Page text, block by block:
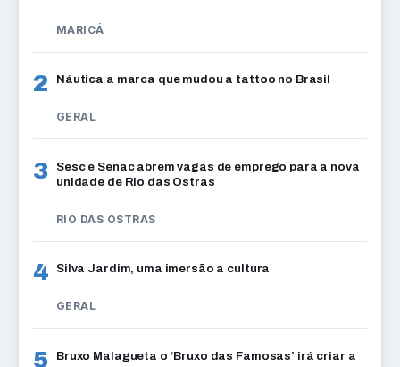
MARICÁ
2 Náutica a marca que mudou a tattoo no Brasil
GERAL
3
Sesc e Senac abrem vagas de emprego para a nova
unidade de Rio das Ostras
RIO DAS OSTRAS
4 Silva Jardim, uma imersão a cultura
GERAL
5
Bruxo Malagueta o ‘Bruxo das Famosas’ irá criar a